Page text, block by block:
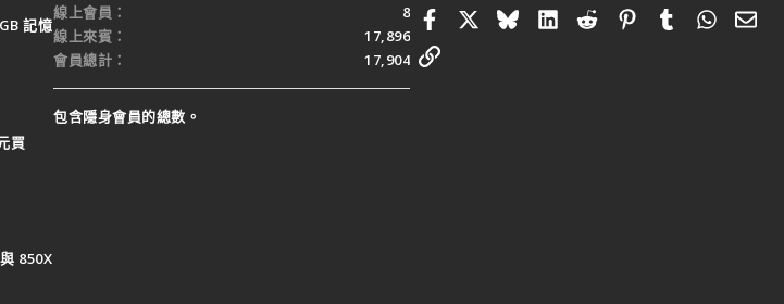
記憶
買
850X
線上會員
8
線上來賓
17,896
會員總計
17,904
包含隱身會員的總數。
FacebookBlueskyLinkedIn
RedditPinterestTumblr 電
連結